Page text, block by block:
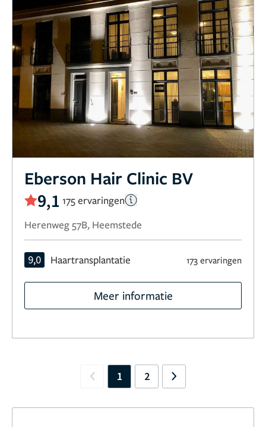
Eberson Hair Clinic BV
9,1 175 ervaringen
Herenweg 57B, Heemstede
9,0 Haartransplantatie 173 ervaringen
Meer informatie
Previous
1 2 Next